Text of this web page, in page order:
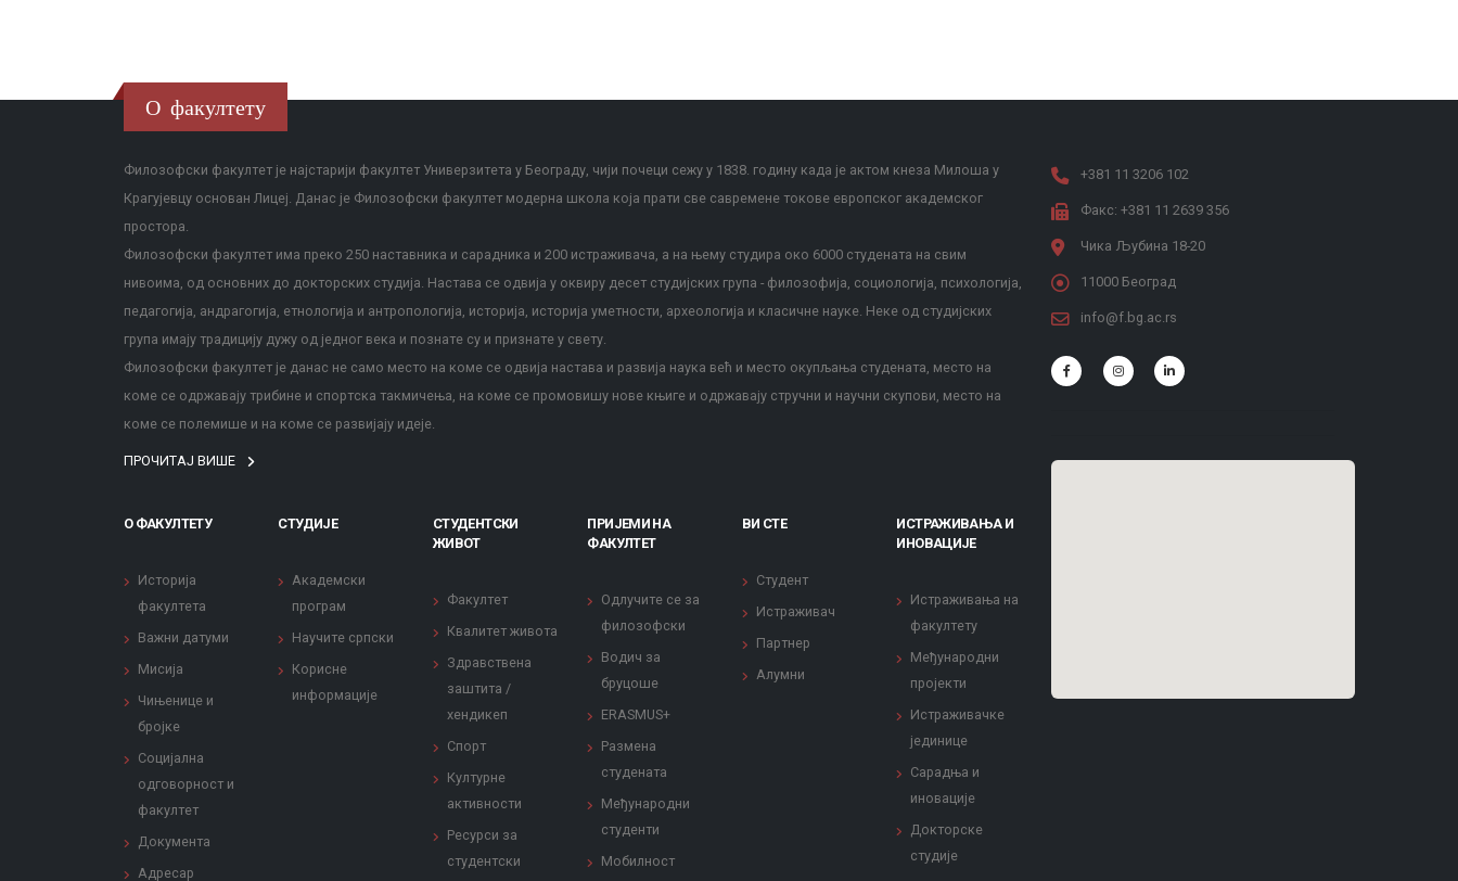
О факултету
Филозофски факултет је најстарији факултет Универзитета у Београду, чији почеци сежу у 1838. годину када је актом кнеза Милоша у
Крагујевцу основан Лицеј. Данас је Филозофски факултет модерна школа која прати све савремене токове европског академског
простора.
Филозофски факултет има преко 250 наставника и сарадника и 200 истраживача, а на њему студира око 6000 студената на свим
нивоима, од основних до докторских студија. Настава се одвија у оквиру десет студијских група - филозофија, социологија, психологија,
педагогија, андрагогија, етнологија и антропологија, историја, историја уметности, археологија и класичне науке. Неке од студијских
група имају традицију дужу од једног века и познате су и признате у свету.
Филозофски факултет је данас не само место на коме се одвија настава и развија наука већ и место окупљања студената, место на
коме се одржавају трибине и спортска такмичења, на коме се промовишу нове књиге и одржавају стручни и научни скупови, место на
коме се полемише и на коме се развијају идеје.
ПРОЧИТАЈ ВИШЕ
О ФАКУЛТЕТУ
Историја
факултета
Важни датуми
Мисија
Чињенице и
бројке
Социјална
одговорност и
факултет
Документа
Адресар
СТУДИЈЕ
Академски
програм
Научите српски
Корисне
информације
СТУДЕНТСКИ
ЖИВОТ
Факултет
Квалитет живота
Здравствена
заштита /
хендикеп
Спорт
Културне
активности
Ресурси за
студентски
ПРИЈЕМИ НА
ФАКУЛТЕТ
Одлучите се за
филозофски
Водич за
бруцоше
ERASMUS+
Размена
студената
Међународни
студенти
Мобилност
ВИ СТЕ
Студент
Истраживач
Партнер
Алумни
ИСТРАЖИВАЊА И
ИНОВАЦИЈЕ
Истраживања на
факултету
Међународни
пројекти
Истраживачке
јединице
Сарадња и
иновације
Докторске
студије
+381 11 3206 102
Факс: +381 11 2639 356
Чика Љубина 18-20
11000 Београд
info@f.bg.ac.rs